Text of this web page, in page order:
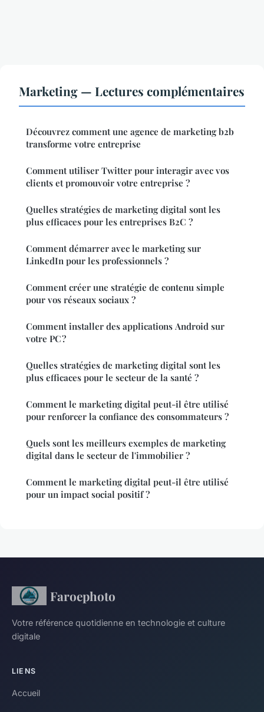
Marketing — Lectures complémentaires
Découvrez comment une agence de marketing b2b
transforme votre entreprise
Comment utiliser Twitter pour interagir avec vos
clients et promouvoir votre entreprise ?
Quelles stratégies de marketing digital sont les
plus efficaces pour les entreprises B2C ?
Comment démarrer avec le marketing sur
LinkedIn pour les professionnels ?
Comment créer une stratégie de contenu simple
pour vos réseaux sociaux ?
Comment installer des applications Android sur
votre PC ?
Quelles stratégies de marketing digital sont les
plus efficaces pour le secteur de la santé ?
Comment le marketing digital peut-il être utilisé
pour renforcer la confiance des consommateurs ?
Quels sont les meilleurs exemples de marketing
digital dans le secteur de l'immobilier ?
Comment le marketing digital peut-il être utilisé
pour un impact social positif ?
Faroephoto
Votre référence quotidienne en technologie et culture
digitale
LIENS
Accueil